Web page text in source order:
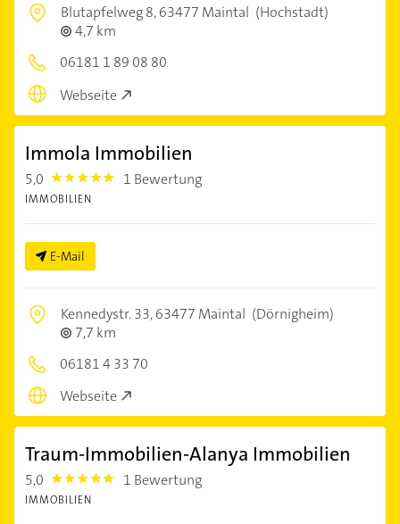
Blutapfelweg 8,63477 Maintal (Hochstadt)
4,7 km
06181 1 89 08 80
Webseite
Immola Immobilien
5,0 5.0 1 Bewertung
IMMOBILIEN
E-Mail
Kennedystr. 33,63477 Maintal (Dörnigheim)
7,7 km
06181 4 33 70
Webseite
Traum-Immobilien-Alanya Immobilien
5,0 5.0 1 Bewertung
IMMOBILIEN